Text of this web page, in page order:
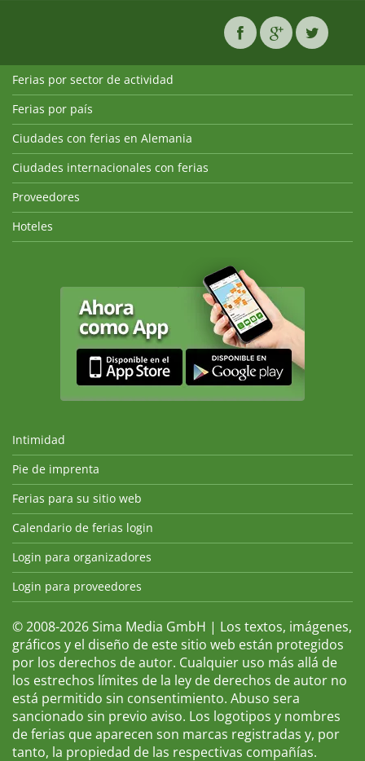
Ferias por sector de actividad
Ferias por país
Ciudades con ferias en Alemania
Ciudades internacionales con ferias
Proveedores
Hoteles
Intimidad
Pie de imprenta
Ferias para su sitio web
Calendario de ferias login
Login para organizadores
Login para proveedores
© 2008-2026 Sima Media GmbH | Los textos, imágenes,
gráficos y el diseño de este sitio web están protegidos
por los derechos de autor. Cualquier uso más allá de
los estrechos límites de la ley de derechos de autor no
está permitido sin consentimiento. Abuso sera
sancionado sin previo aviso. Los logotipos y nombres
de ferias que aparecen son marcas registradas y, por
tanto, la propiedad de las respectivas compañías.